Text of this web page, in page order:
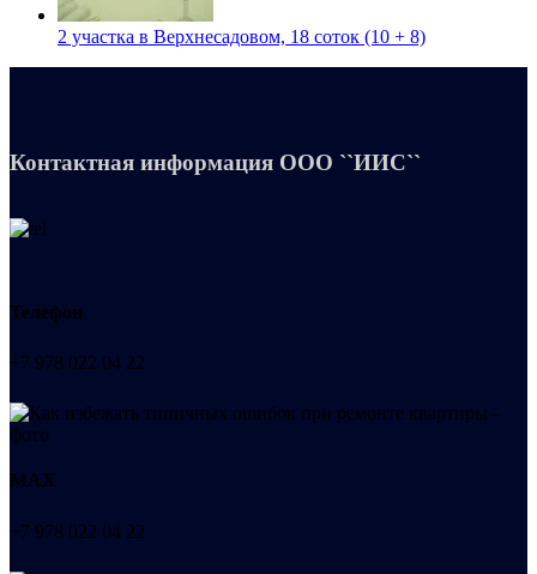
2 участка в Верхнесадовом, 18 соток (10 + 8)
Контактная информация ООО ``ИИС``
Телефон
+7 978 022 04 22
МАХ
+7 978 022 04 22